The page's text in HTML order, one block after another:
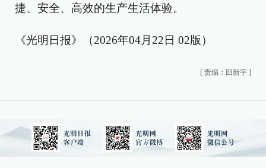
捷、安全、高效的生产生活体验。
《光明日报》（2026年04月22日 02版）
[ 责编：田新宇 ]